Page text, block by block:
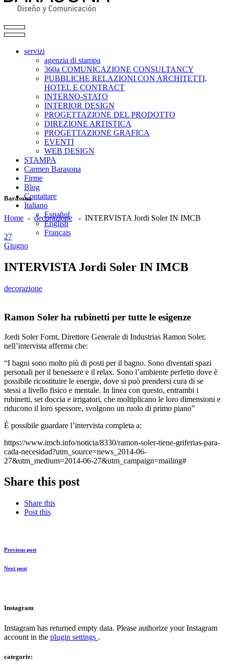
servizi
agenzia di stampa
360a COMUNICAZIONE CONSULTANCY
PUBBLICHE RELAZIONI CON ARCHITETTI,
HOTEL E CONTRACT
INTERNO-STATO
INTERIOR DESIGN
PROGETTAZIONE DEL PRODOTTO
DIREZIONE ARTISTICA
PROGETTAZIONE GRAFICA
EVENTI
WEB DESIGN
STAMPA
Carmen Barasona
Firme
Blog
Contattare
Italiano
Español
English
Français
Barasona
Home - decorazione - INTERVISTA Jordi Soler IN IMCB
27
Giugno
INTERVISTA Jordi Soler IN IMCB
decorazione
Ramon Soler ha rubinetti per tutte le esigenze
Jordi Soler Fornt, Direttore Generale di Industrias Ramon Soler,
nell’intervista afferma che:
“I bagni sono molto più di posti per il bagno. Sono diventati spazi
personali per il benessere e il relax. Sono l’ambiente perfetto dove è
possibile ricostituire le energie, dove si può prendersi cura di se
stessi a livello fisico e mentale. In linea con questo, entrambi i
rubinetti, set doccia e irrigatori, che moltiplicano le loro dimensioni e
riducono il loro spessore, svolgono un ruolo di primo piano”
È possibile guardare l’intervista completa a:
https://www.imcb.info/noticia/8330/ramon-soler-tiene-griferias-para-
cada-necesidad?utm_source=news_2014-06-
27&utm_medium=2014-06-27&utm_campaign=mailing#
Share this post
Share this
Post this
Previous post
Next post
Instagram
Instagram has returned empty data. Please authorize your Instagram
account in the plugin settings .
categorie: